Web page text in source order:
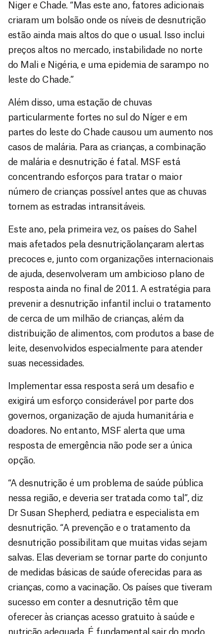
Niger e Chade. “Mas este ano, fatores adicionais
criaram um bolsão onde os níveis de desnutrição
estão ainda mais altos do que o usual. Isso inclui
preços altos no mercado, instabilidade no norte
do Mali e Nigéria, e uma epidemia de sarampo no
leste do Chade.”
Além disso, uma estação de chuvas
particularmente fortes no sul do Níger e em
partes do leste do Chade causou um aumento nos
casos de malária. Para as crianças, a combinação
de malária e desnutrição é fatal. MSF está
concentrando esforços para tratar o maior
número de crianças possível antes que as chuvas
tornem as estradas intransitáveis.
Este ano, pela primeira vez, os países do Sahel
mais afetados pela desnutriçãolançaram alertas
precoces e, junto com organizações internacionais
de ajuda, desenvolveram um ambicioso plano de
resposta ainda no final de 2011. A estratégia para
prevenir a desnutrição infantil inclui o tratamento
de cerca de um milhão de crianças, além da
distribuição de alimentos, com produtos a base de
leite, desenvolvidos especialmente para atender
suas necessidades.
Implementar essa resposta será um desafio e
exigirá um esforço considerável por parte dos
governos, organização de ajuda humanitária e
doadores. No entanto, MSF alerta que uma
resposta de emergência não pode ser a única
opção.
“A desnutrição é um problema de saúde pública
nessa região, e deveria ser tratada como tal”, diz
Dr Susan Shepherd, pediatra e especialista em
desnutrição. “A prevenção e o tratamento da
desnutrição possibilitam que muitas vidas sejam
salvas. Elas deveriam se tornar parte do conjunto
de medidas básicas de saúde oferecidas para as
crianças, como a vacinação. Os países que tiveram
sucesso em conter a desnutrição têm que
oferecer às crianças acesso gratuito à saúde e
nutrição adequada. É fundamental sair do modo